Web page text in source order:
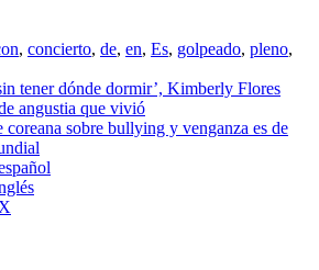
, concierto, de, en, Es, golpeado, pleno,
tener dónde dormir’, Kimberly Flores
angustia que vivió
coreana sobre bullying y venganza es de